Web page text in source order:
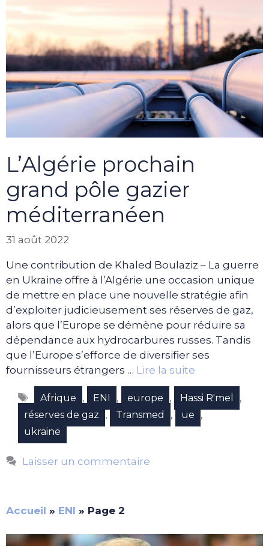
L’Algérie prochain
grand pôle gazier
méditerranéen
31 août 2022
Une contribution de Khaled Boulaziz – La guerre
en Ukraine offre à l’Algérie une occasion unique
de mettre en place une nouvelle stratégie afin
d’exploiter judicieusement ses réserves de gaz,
alors que l’Europe se démène pour réduire sa
dépendance aux hydrocarbures russes. Tandis
que l’Europe s’efforce de diversifier ses
fournisseurs étrangers … Lire la suite
Étiquettes
Afrique , ENI , europe , Hassi R'mel ,
réserves de gaz , Transmed , ue ,
ukraine
Laisser un commentaire
Accueil » ENI » Page 2